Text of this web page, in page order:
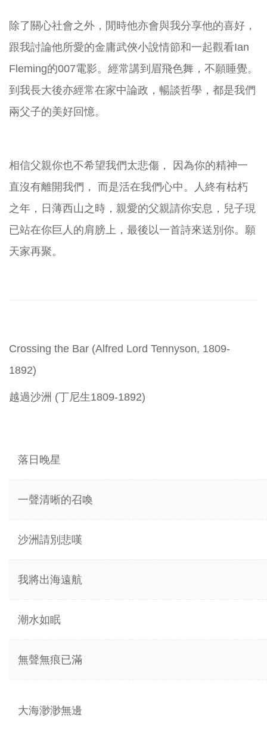
除了關心社會之外，閒時他亦會與我分享他的喜好，
跟我討論他所愛的金庸武俠小說情節和一起觀看Ian
Fleming的007電影。經常講到眉飛色舞，不願睡覺。
到我長大後亦經常在家中論政，暢談哲學，都是我們
兩父子的美好回憶。
相信父親你也不希望我們太悲傷， 因為你的精神一
直沒有離開我們， 而是活在我們心中。人終有枯朽
之年，日薄西山之時，親愛的父親請你安息，兒子現
已站在你巨人的肩膀上，最後以一首詩來送別你。願
天家再聚。
Crossing the Bar (Alfred Lord Tennyson, 1809-
1892)
越過沙洲 (丁尼生1809-1892)
落日晚星
一聲清晰的召喚
沙洲請別悲嘆
我將出海遠航
潮水如眠
無聲無痕已滿
大海渺渺無邊